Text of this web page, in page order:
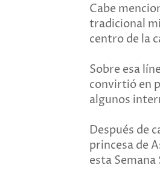
Cabe
tradicional
centro de la
Sobre esa
convirtió en
algunos
Después de
princesa de
esta